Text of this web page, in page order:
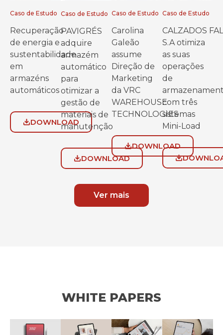
Caso de Estudo
Recuperação
de energia e
sustentabilidade
em
armazéns
automáticos
DOWNLOAD
Caso de Estudo
PAVIGRÉS
adquire
armazém
automático
para
otimizar a
gestão de
materiais de
manutenção
DOWNLOAD
Caso de Estudo
Carolina
Galeão
assume
Direção de
Marketing
da VRC
WAREHOUSE
TECHNOLOGIES
DOWNLOAD
Caso de Estudo
CALZADOS FAL
S.A otimiza
as suas
operações
de
com três
sistemas
Mini-Load
Ver mais
WHITE PAPERS